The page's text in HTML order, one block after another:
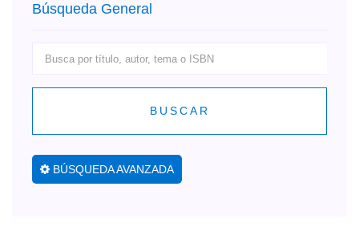
Búsqueda General
BUSCAR
BÚSQUEDA AVANZADA